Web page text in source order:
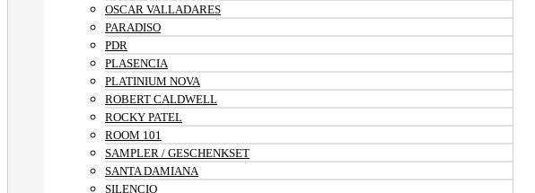
OSCAR VALLADARES
PARADISO
PDR
PLASENCIA
PLATINIUM NOVA
ROBERT CALDWELL
ROCKY PATEL
ROOM 101
SAMPLER / GESCHENKSET
SANTA DAMIANA
SILENCIO